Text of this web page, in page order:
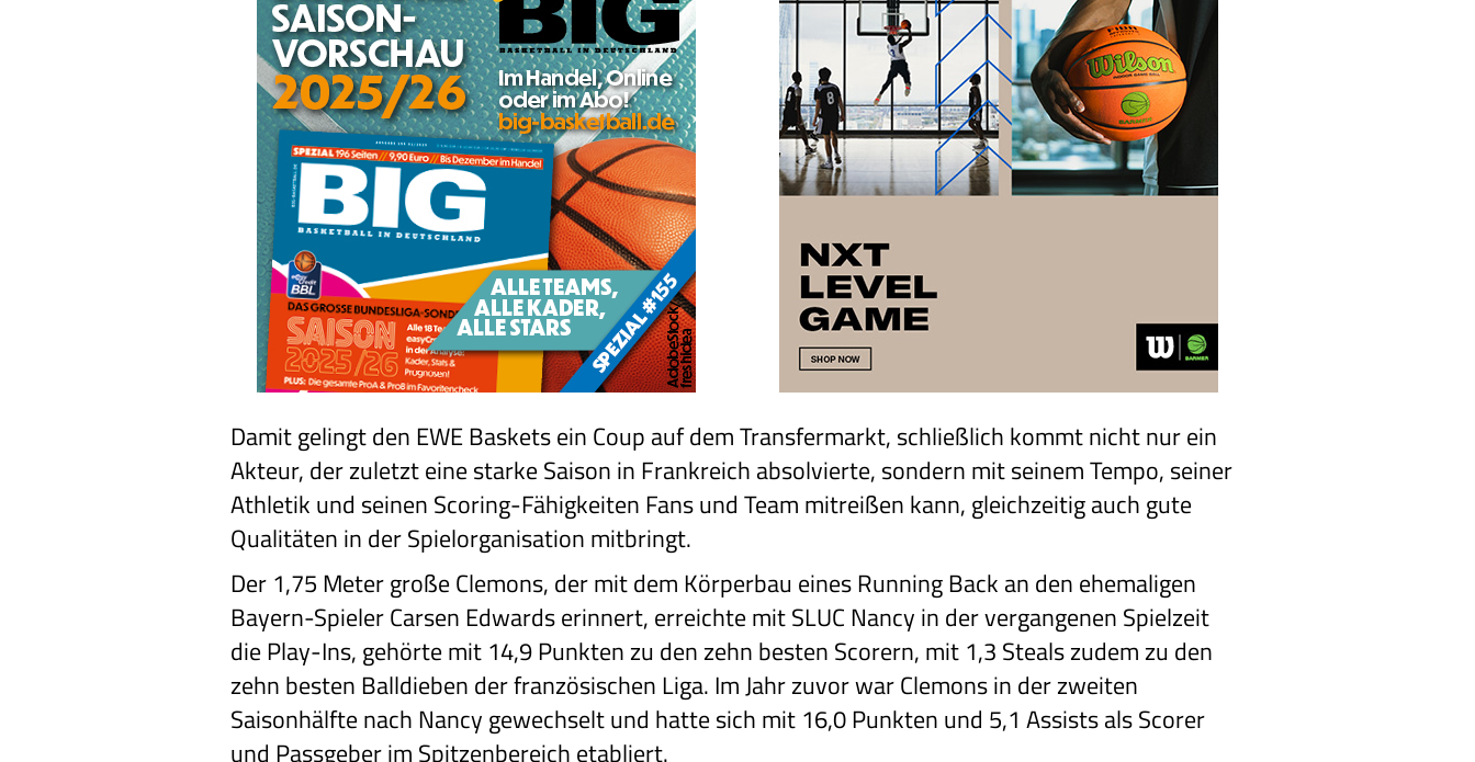
Damit gelingt den EWE Baskets ein Coup auf dem Transfermarkt, schließlich kommt nicht nur ein
Akteur, der zuletzt eine starke Saison in Frankreich absolvierte, sondern mit seinem Tempo, seiner
Athletik und seinen Scoring-Fähigkeiten Fans und Team mitreißen kann, gleichzeitig auch gute
Qualitäten in der Spielorganisation mitbringt.
Der 1,75 Meter große Clemons, der mit dem Körperbau eines Running Back an den ehemaligen
Bayern-Spieler Carsen Edwards erinnert, erreichte mit SLUC Nancy in der vergangenen Spielzeit
die Play-Ins, gehörte mit 14,9 Punkten zu den zehn besten Scorern, mit 1,3 Steals zudem zu den
zehn besten Balldieben der französischen Liga. Im Jahr zuvor war Clemons in der zweiten
Saisonhälfte nach Nancy gewechselt und hatte sich mit 16,0 Punkten und 5,1 Assists als Scorer
und Passgeber im Spitzenbereich etabliert.